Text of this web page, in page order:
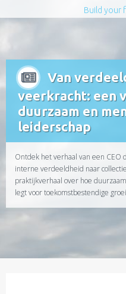
Build your
Van
veerkracht: een
duurzaam en
leiderschap
Ontdek het verhaal van een
interne verdeeldheid naar
praktijkverhaal over hoe
legt voor toekomstbestendige